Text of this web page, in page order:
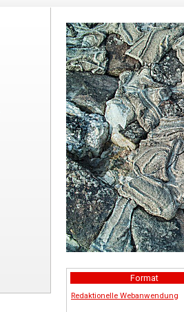
Format
Redaktionelle Webanwendung